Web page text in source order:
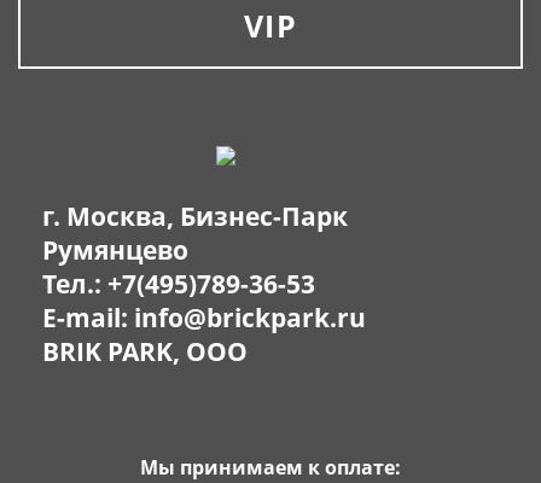
VIP
г. Москва, Бизнес-Парк
Румянцево
Тел.: +7(495)789-36-53
E-mail: info@brickpark.ru
BRIK PARK, OOO
Мы принимаем к оплате: